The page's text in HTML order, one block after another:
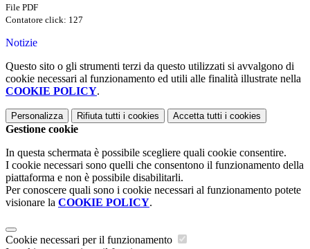
File PDF
Contatore click: 127
Notizie
Questo sito o gli strumenti terzi da questo utilizzati si avvalgono di
cookie necessari al funzionamento ed utili alle finalità illustrate nella
COOKIE POLICY.
Personalizza Rifiuta tutti i cookies Accetta tutti i cookies
Gestione cookie
In questa schermata è possibile scegliere quali cookie consentire.
I cookie necessari sono quelli che consentono il funzionamento della
piattaforma e non è possibile disabilitarli.
Per conoscere quali sono i cookie necessari al funzionamento potete
visionare la COOKIE POLICY.
Cookie necessari per il funzionamento